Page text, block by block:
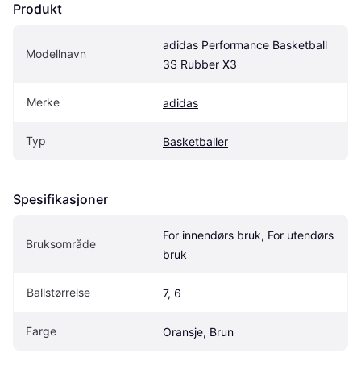
Produkt
Modellnavn
adidas Performance Basketball
3S Rubber X3
Merke adidas
Typ Basketballer
Spesifikasjoner
Bruksområde
For innendørs bruk, For utendørs
bruk
Ballstørrelse 7, 6
Farge Oransje, Brun